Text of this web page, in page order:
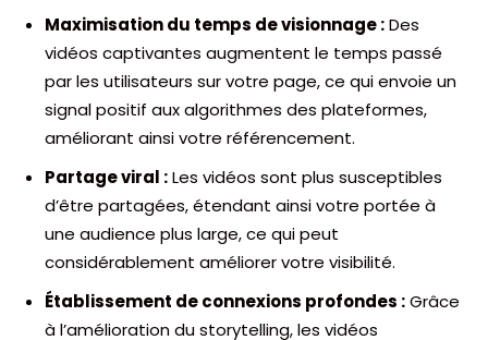
Maximisation du temps de visionnage :Des
vidéos captivantes augmentent le temps passé
par les utilisateurs sur votre page, ce qui envoie un
signal positif aux algorithmes des plateformes,
améliorant ainsi votre référencement.
Partage viral :Les vidéos sont plus susceptibles
d’être partagées, étendant ainsi votre portée à
une audience plus large, ce qui peut
considérablement améliorer votre visibilité.
Établissement de connexions profondes :Grâce
à l’amélioration du storytelling, les vidéos